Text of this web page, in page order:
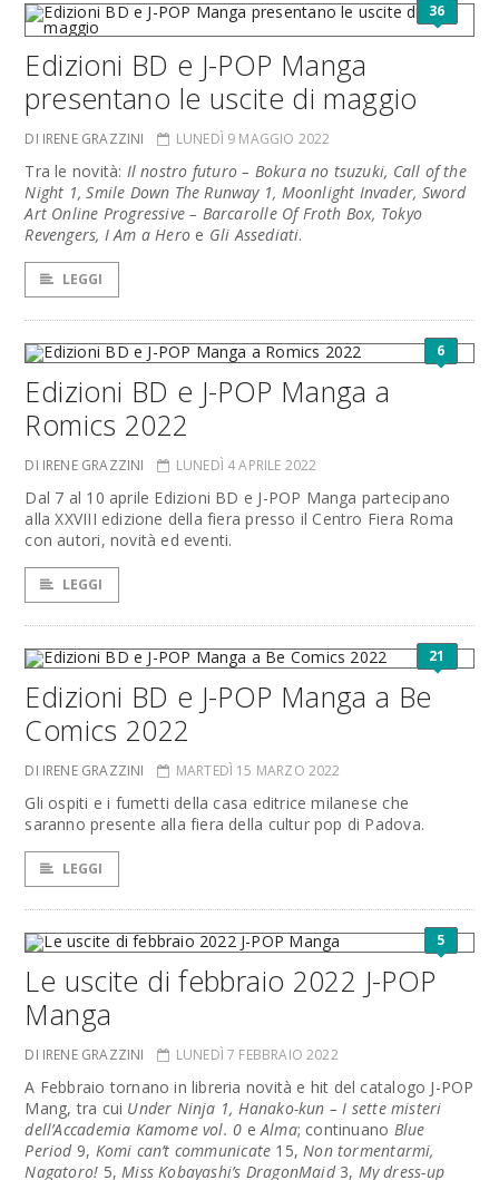
36
Edizioni BD e J-POP Manga
presentano le uscite di maggio
DI IRENE GRAZZINI LUNEDÌ 9 MAGGIO 2022
Tra le novità: Il nostro futuro – Bokura no tsuzuki, Call of the
Night 1, Smile Down The Runway 1, Moonlight Invader, Sword
Art Online Progressive – Barcarolle Of Froth Box, Tokyo
Revengers, I Am a Hero e Gli Assediati.
LEGGI
6
Edizioni BD e J-POP Manga a
Romics 2022
DI IRENE GRAZZINI LUNEDÌ 4 APRILE 2022
Dal 7 al 10 aprile Edizioni BD e J-POP Manga partecipano
alla XXVIII edizione della fiera presso il Centro Fiera Roma
con autori, novità ed eventi.
LEGGI
21
Edizioni BD e J-POP Manga a Be
Comics 2022
DI IRENE GRAZZINI MARTEDÌ 15 MARZO 2022
Gli ospiti e i fumetti della casa editrice milanese che
saranno presente alla fiera della cultur pop di Padova.
LEGGI
5
Le uscite di febbraio 2022 J-POP
Manga
DI IRENE GRAZZINI LUNEDÌ 7 FEBBRAIO 2022
A Febbraio tornano in libreria novità e hit del catalogo J-POP
Mang, tra cui Under Ninja 1, Hanako-kun – I sette misteri
dell’Accademia Kamome vol. 0 e Alma; continuano Blue
Period9, Komi can’t communicate 15,Non tormentarmi,
Nagatoro! 5,Miss Kobayashi’s DragonMaid3, My dress-up